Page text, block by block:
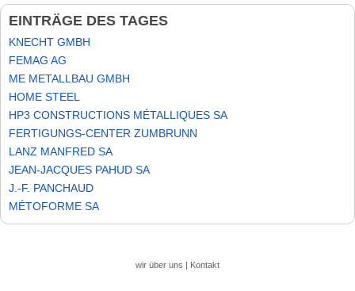
EINTRÄGE DES TAGES
KNECHT GMBH
FEMAG AG
ME METALLBAU GMBH
HOME STEEL
HP3 CONSTRUCTIONS MÉTALLIQUES SA
FERTIGUNGS-CENTER ZUMBRUNN
LANZ MANFRED SA
JEAN-JACQUES PAHUD SA
J.-F. PANCHAUD
MÉTOFORME SA
wir über uns | Kontakt